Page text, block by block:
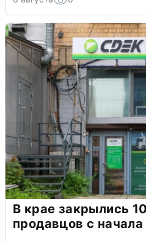
В крае закрылись
продавцов с начала